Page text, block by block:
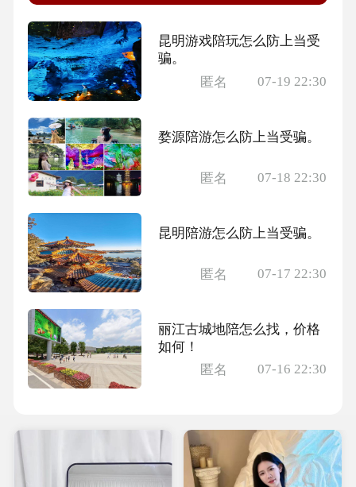
昆明游戏陪玩怎么防上当受
骗。
匿名
07-19 22:30
婺源陪游怎么防上当受骗。
匿名 07-18 22:30
昆明陪游怎么防上当受骗。
匿名 07-17 22:30
丽江古城地陪怎么找，价格
如何！
匿名
07-16 22:30